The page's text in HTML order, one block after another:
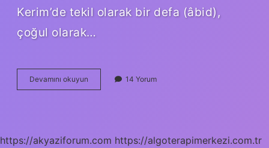
Kerim’de tekil olarak bir defa (âbid),
çoğul olarak…
Devamını okuyun
Gubidik
14 Yorum
https://akyaziforum.com https://algoterapimerkezi.com.tr